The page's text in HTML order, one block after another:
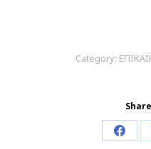
Category:
Share